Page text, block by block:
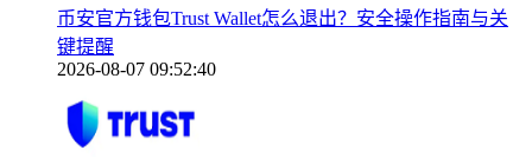
币安官方钱包Trust Wallet怎么退出？安全操作指南与关
键提醒
2026-08-07 09:52:40